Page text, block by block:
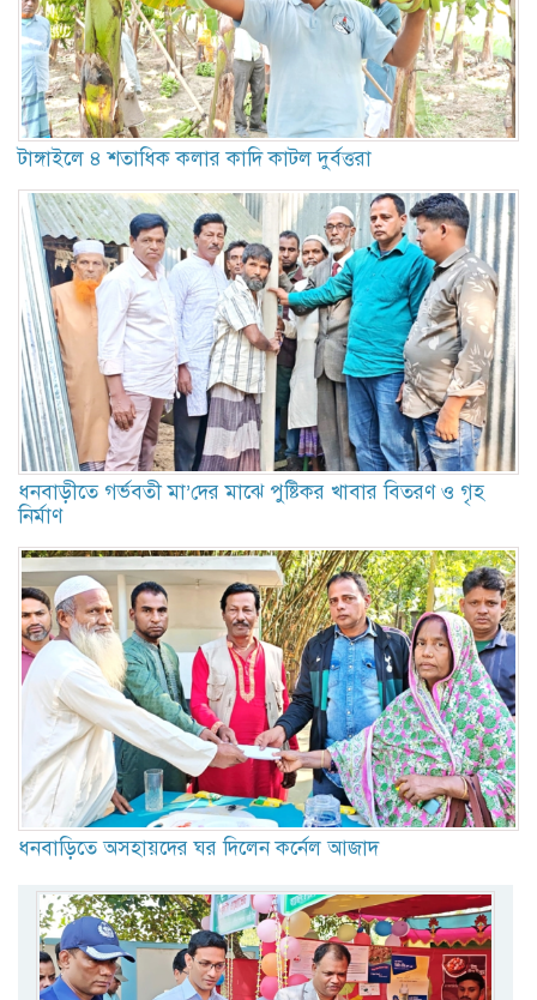
টাঙ্গাইলে ৪ শতাধিক কলার কাদি কাটল দুর্বত্তরা
ধনবাড়ীতে গর্ভবতী মা’দের মাঝে পুষ্টিকর খাবার বিতরণ ও গৃহ
নির্মাণ
ধনবাড়িতে অসহায়দের ঘর দিলেন কর্নেল আজাদ